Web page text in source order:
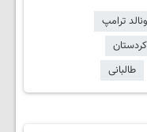
ترامپ
طالبانی